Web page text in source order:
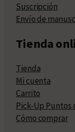
Suscripción
Envío de
Tienda
Tienda
Mi cuenta
Carrito
Pick-Up Puntos
Cómo comprar